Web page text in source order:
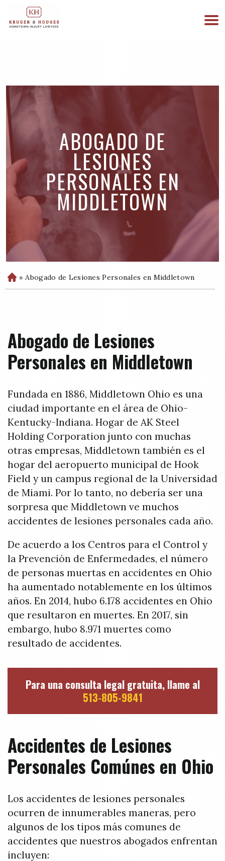
ESTAMOS DISPONIBLES 24/7
ABOGADO DE
LESIONES
PERSONALES EN
MIDDLETOWN
H
o
» Abogado de Lesiones Personales en Middletown
Abogado de Lesiones
Personales en Middletown
Fundada en 1886, Middletown Ohio es una
ciudad importante en el área de Ohio-
Kentucky-Indiana. Hogar de AK Steel
Holding Corporation junto con muchas
otras empresas, Middletown también es el
hogar del aeropuerto municipal de Hook
Field y un campus regional de la Universidad
de Miami. Por lo tanto, no debería ser una
sorpresa que Middletown ve muchos
accidentes de lesiones personales cada año.
De acuerdo a los Centros para el Control y
la Prevención de Enfermedades, el número
de personas muertas en accidentes en Ohio
ha aumentado notablemente en los últimos
años. En 2014, hubo 6.178 accidentes en Ohio
que resultaron en muertes. En 2017, sin
embargo, hubo 8.971 muertes como
resultado de accidentes.
Para una consulta legal gratuita, llame al
513-805-9841
Accidentes de Lesiones
Personales Comúnes en Ohio
Los accidentes de lesiones personales
ocurren de innumerables maneras, pero
algunos de los tipos más comunes de
accidentes que nuestros abogados enfrentan
incluyen: